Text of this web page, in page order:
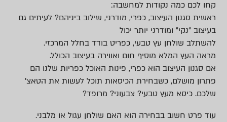
קחו לכם כמה נקודות למחשבה:
ראשית סגנון העיצוב, כפרי, מודרני, שילוב ביניהם? לעיתים גם
בעיצוב ״נקי״ ומודרני יותר יכול
להשתלב שולחן עץ טבעי, כפריט בודד בחלל המרכזי.
מראה העץ המלא מוסיף חום ואווירה בעיצוב הכולל.
אם סגנון העיצוב הוא כפרי, פינות האוכל כפריות שלנו הם
פתרון מושלם, כשבחירת הכיסאות תוכל לעשות את הטאצ׳
שלכם. כיסא מעץ טבעי? צבעוני? מרופד?
עוד פרט חשוב בבחירה הוא האם שולחן עגול או מלבני.